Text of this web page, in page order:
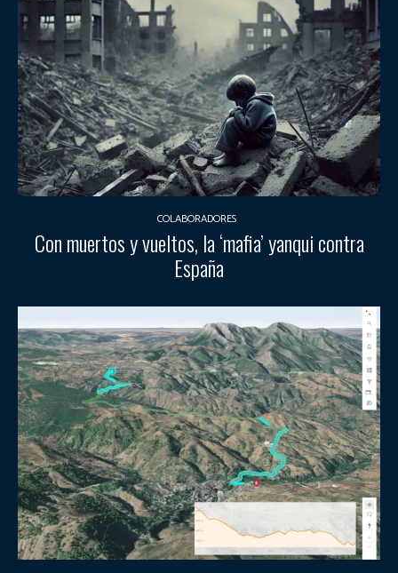
COLABORADORES
Con muertos y vueltos, la ‘mafia’ yanqui contra
España